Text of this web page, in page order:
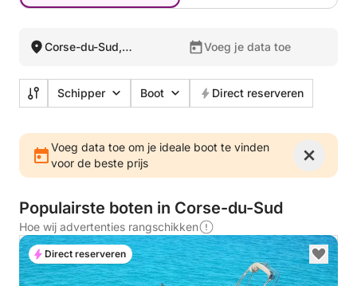
Corse-du-Sud,
Voeg je data toe
Schipper Boot Direct reserveren
Voeg data toe om je ideale boot te vinden
voor de beste prijs
Populairste boten in Corse-du-Sud
Hoe wij advertenties rangschikken
Direct reserveren